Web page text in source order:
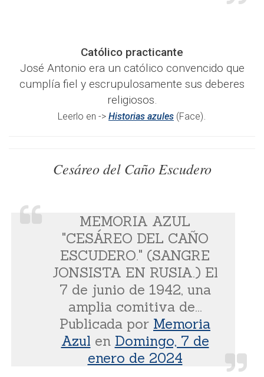
Católico practicante
José Antonio era un católico convencido que
cumplía fiel y escrupulosamente sus deberes
religiosos.
Leerlo en -> Historias azules (Face).
Cesáreo del Caño Escudero
MEMORIA AZUL
"CESÁREO DEL CAÑO
ESCUDERO." (SANGRE
JONSISTA EN RUSIA.) El
7 de junio de 1942, una
amplia comitiva de...
Publicada por Memoria
Azul en Domingo, 7 de
enero de 2024